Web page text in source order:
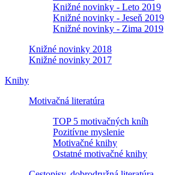
Knižné novinky - Leto 2019
Knižné novinky - Jeseň 2019
Knižné novinky - Zima 2019
Knižné novinky 2018
Knižné novinky 2017
Knihy
Motivačná literatúra
TOP 5 motivačných kníh
Pozitívne myslenie
Motivačné knihy
Ostatné motivačné knihy